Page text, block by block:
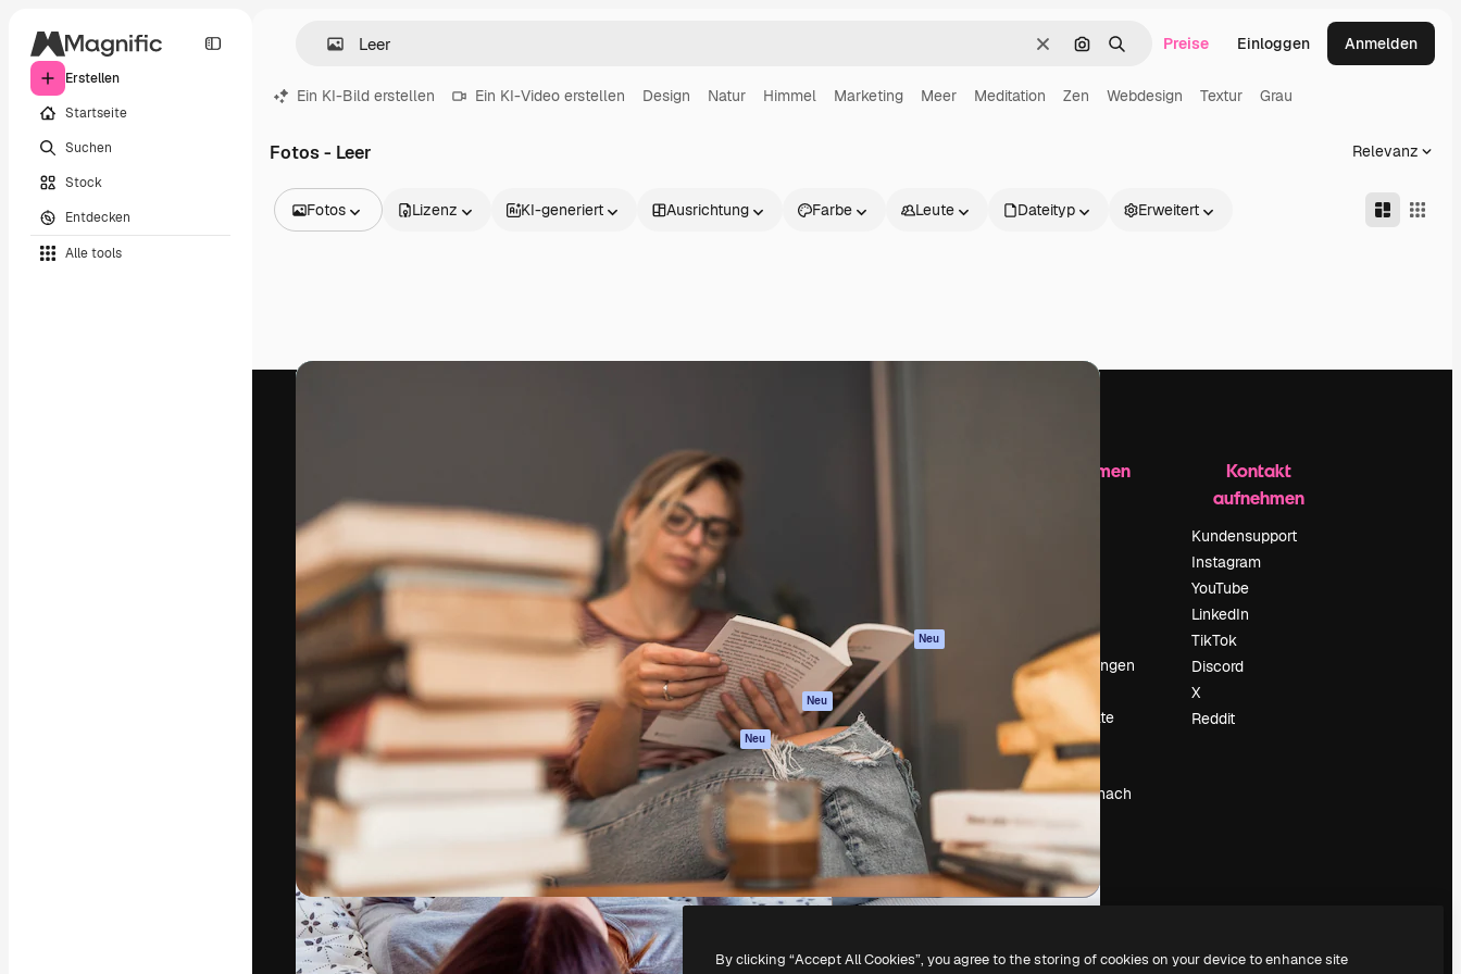
Erstellen
Startseite
Suchen
Stock
Entdecken
Alle tools
LöschenNach Bild suchen
SuchenPreise Einloggen Anmelden
Ein KI-Bild erstellen Ein KI-Video erstellen Design Natur Himmel Marketing Meer Meditation Zen Webdesign Textur Grau
Fotos - Leer Relevanz
Fotos
Videos
Lizenz KI-generiert Ausrichtung Farbe Leute Dateityp Erweitert
Die kreative Plattform, um deine beste
Arbeit zu verwirklichen. Mehr als 1 Million
Abonnenten unter Kreativen, Unternehmen,
Agenturen und Studios.
Produkte
Spaces
KI-Assistent
KI-Bildgenerator
KI-Videogenerator
KI-
Stimmengenerator
Stock-Inhalte
MCP für
Claude/ChatGPT
Neu
Agenten Neu
API
Mobile App
Alle Magnific-Tools
Originale Neu
Cookie-Richtlinie
Vertrauenszentrum
Partner
Unternehmen
Unternehmen
Veranstaltungen
Deine Inhalte
verkaufen
Pressesaal
Suchst du nach
magnific.ai
Kontakt
aufnehmen
Kundensupport
Instagram
YouTube
LinkedIn
TikTok
Discord
X
Reddit
Copyright © 2010- 2026Freepik Company S.L.U.Alle Rechte vorbehalten.
By clicking “Accept All Cookies”, you agree to the storing of cookies on your device to enhance site